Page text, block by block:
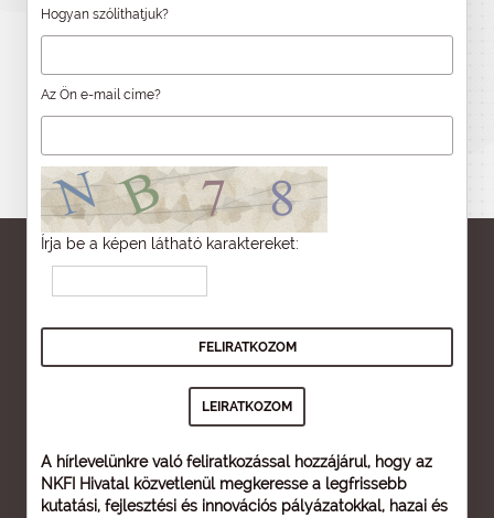
Hogyan szólíthatjuk?
Az Ön e-mail címe?
Írja be a képen látható karaktereket:
A hírlevelünkre való feliratkozással hozzájárul, hogy az
NKFI Hivatal közvetlenül megkeresse a legfrissebb
kutatási, fejlesztési és innovációs pályázatokkal, hazai és